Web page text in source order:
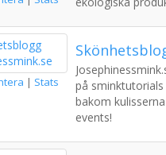
| Stats
på
bakom
events!